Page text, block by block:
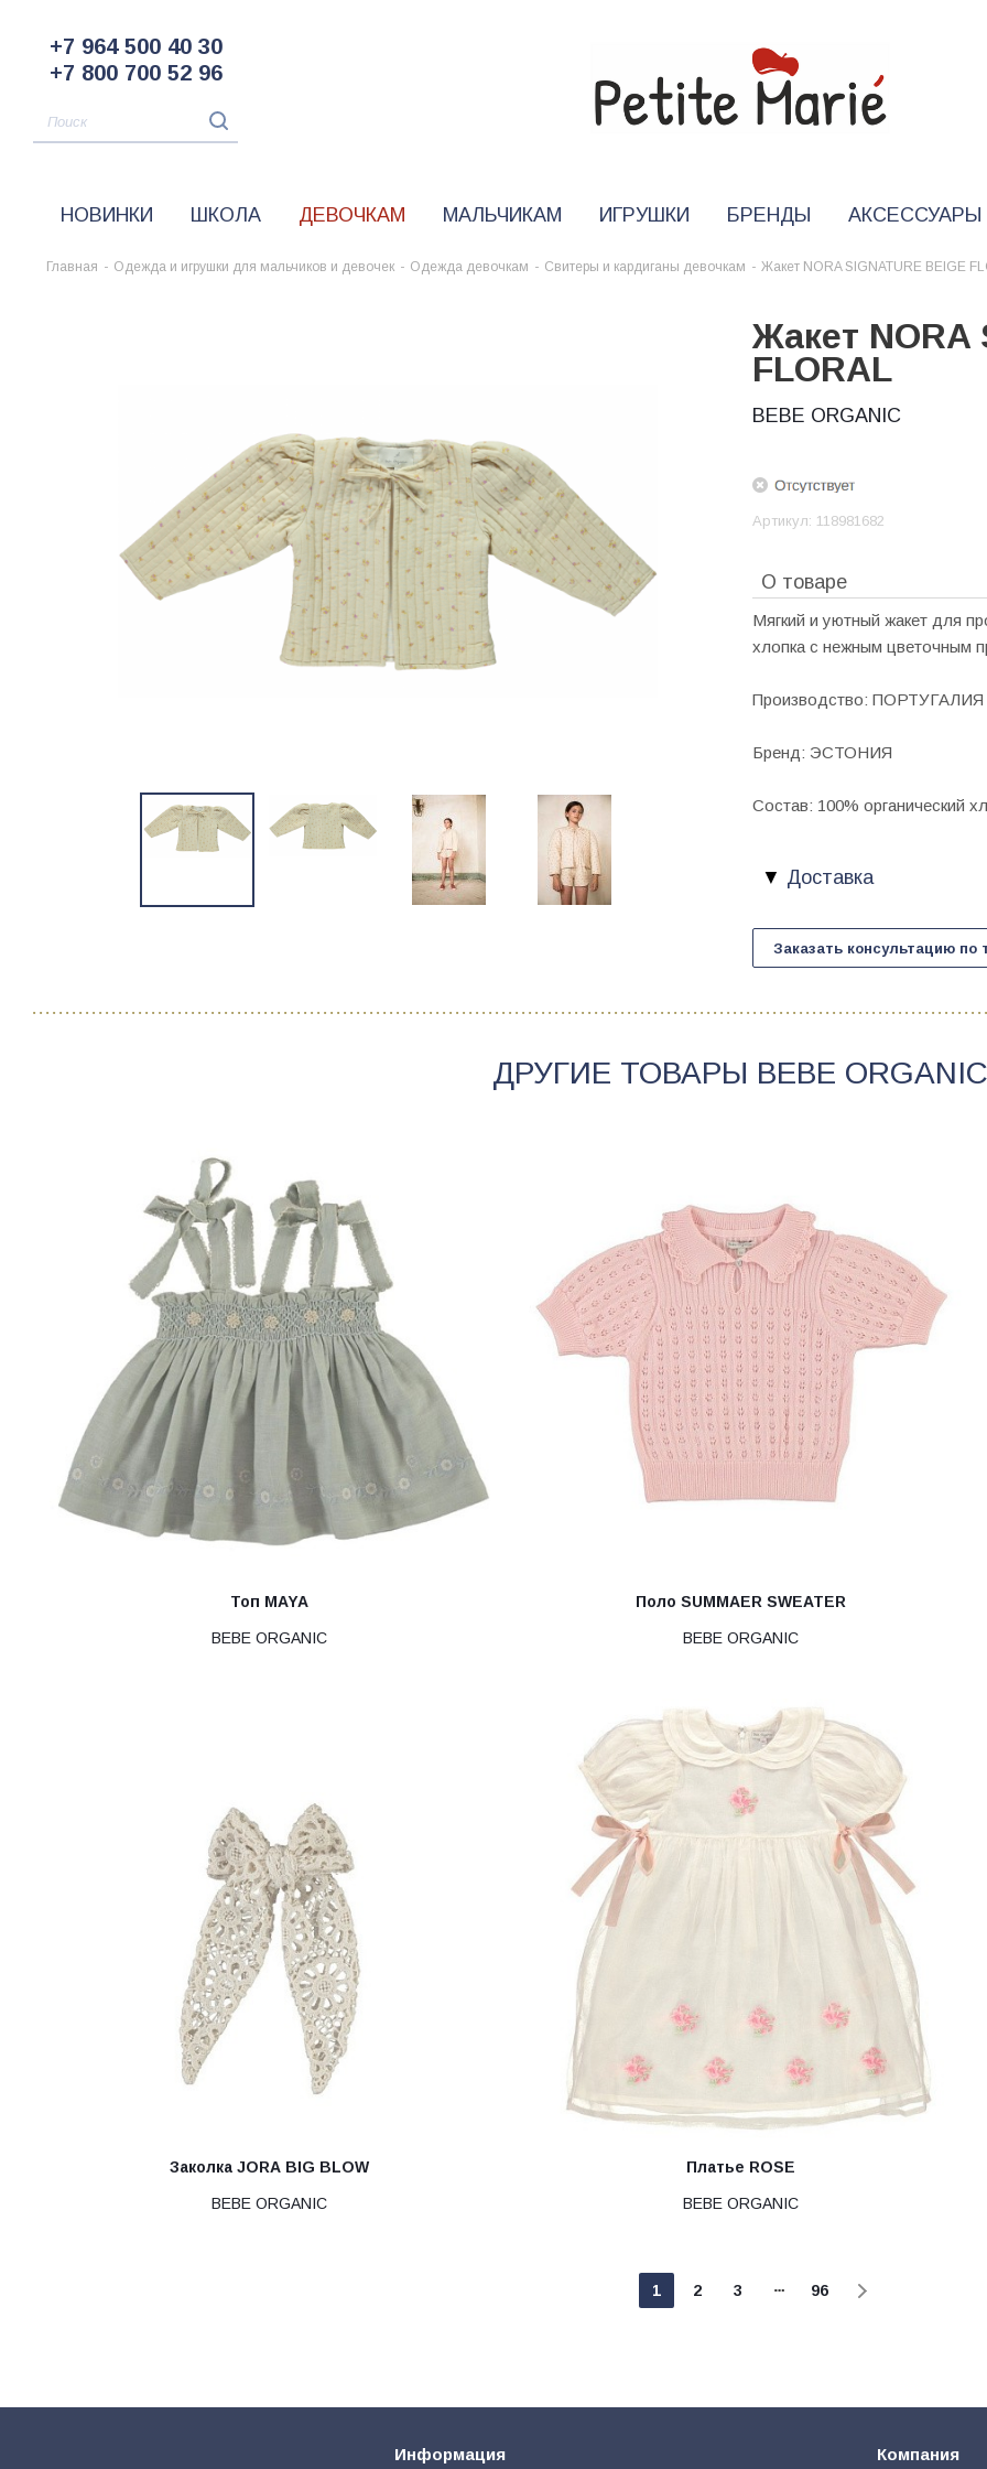
+7 964 500 40 30
+7 800 700 52 96
НОВИНКИ ШКОЛА ДЕВОЧКАМ МАЛЬЧИКАМ ИГРУШКИ БРЕНДЫ АКСЕССУАРЫ
Главная - Одежда и игрушки для мальчиков и девочек - Одежда девочкам - Свитеры и кардиганы девочкам - Жакет NORA SIGNATURE BEIGE
Жакет NORA
FLORAL
BEBE ORGANIC
Артикул: 118981682
О товаре
Мягкий и уютный жакет для
хлопка с нежным цветочным
Производство: ПОРТУГАЛИЯ
Бренд: ЭСТОНИЯ
Состав: 100% органический
Доставка
Заказать консультацию по
ДРУГИЕ ТОВАРЫ BEBE ORGANIC
Топ MAYA
BEBE ORGANIC
Поло SUMMAER SWEATER
BEBE ORGANIC
Заколка JORA BIG BLOW
BEBE ORGANIC
Платье ROSE
BEBE ORGANIC
1 2 3 96
Информация Компания